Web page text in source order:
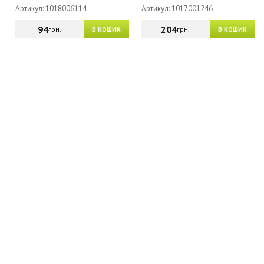
Артикул: 1018006114
В КОШИК
94грн.
Артикул: 1017001246
В КОШИК
204грн.